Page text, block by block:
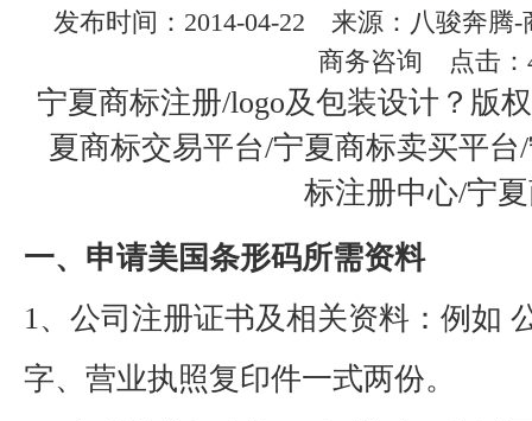
发布时间：2014-04-22 来源：八骏奔腾
商务咨询 点击：
宁夏商标注册/logo及包装设计？版
夏商标交易平台/宁夏商标卖买平
标注册中心/宁
一、申请美国条形码所需资料
1、公司注册证书及相关资料：例如
字、营业执照复印件一式两份。